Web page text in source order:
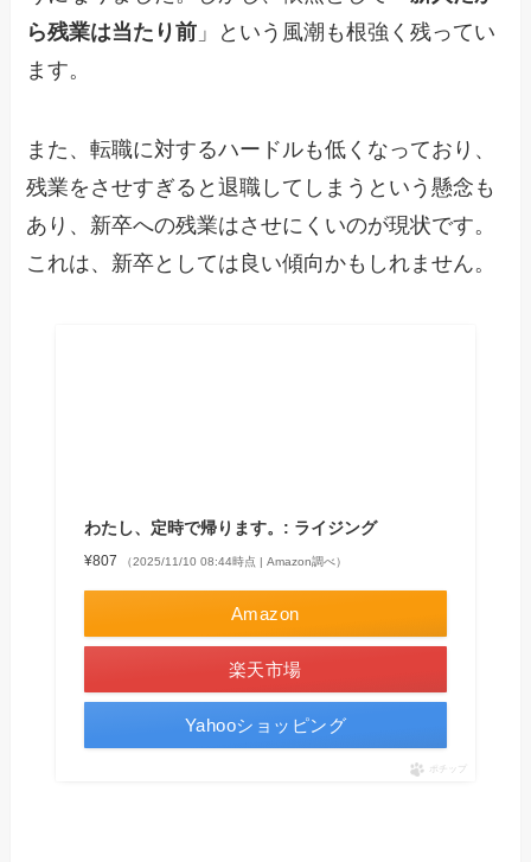
ら残業は当たり前 」という風潮も根強く残ってい
ます。
また、転職に対するハードルも低くなっており、
残業をさせすぎると退職してしまうという懸念も
あり、新卒への残業はさせにくいのが現状です。
これは、新卒としては良い傾向かもしれません。
わたし、定時で帰ります。: ライジング
¥807 （2025/11/10 08:44時点 | Amazon調べ）
Amazon
楽天市場
Yahooショッピング
ポチップ